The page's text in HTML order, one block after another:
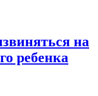
на
ребенка